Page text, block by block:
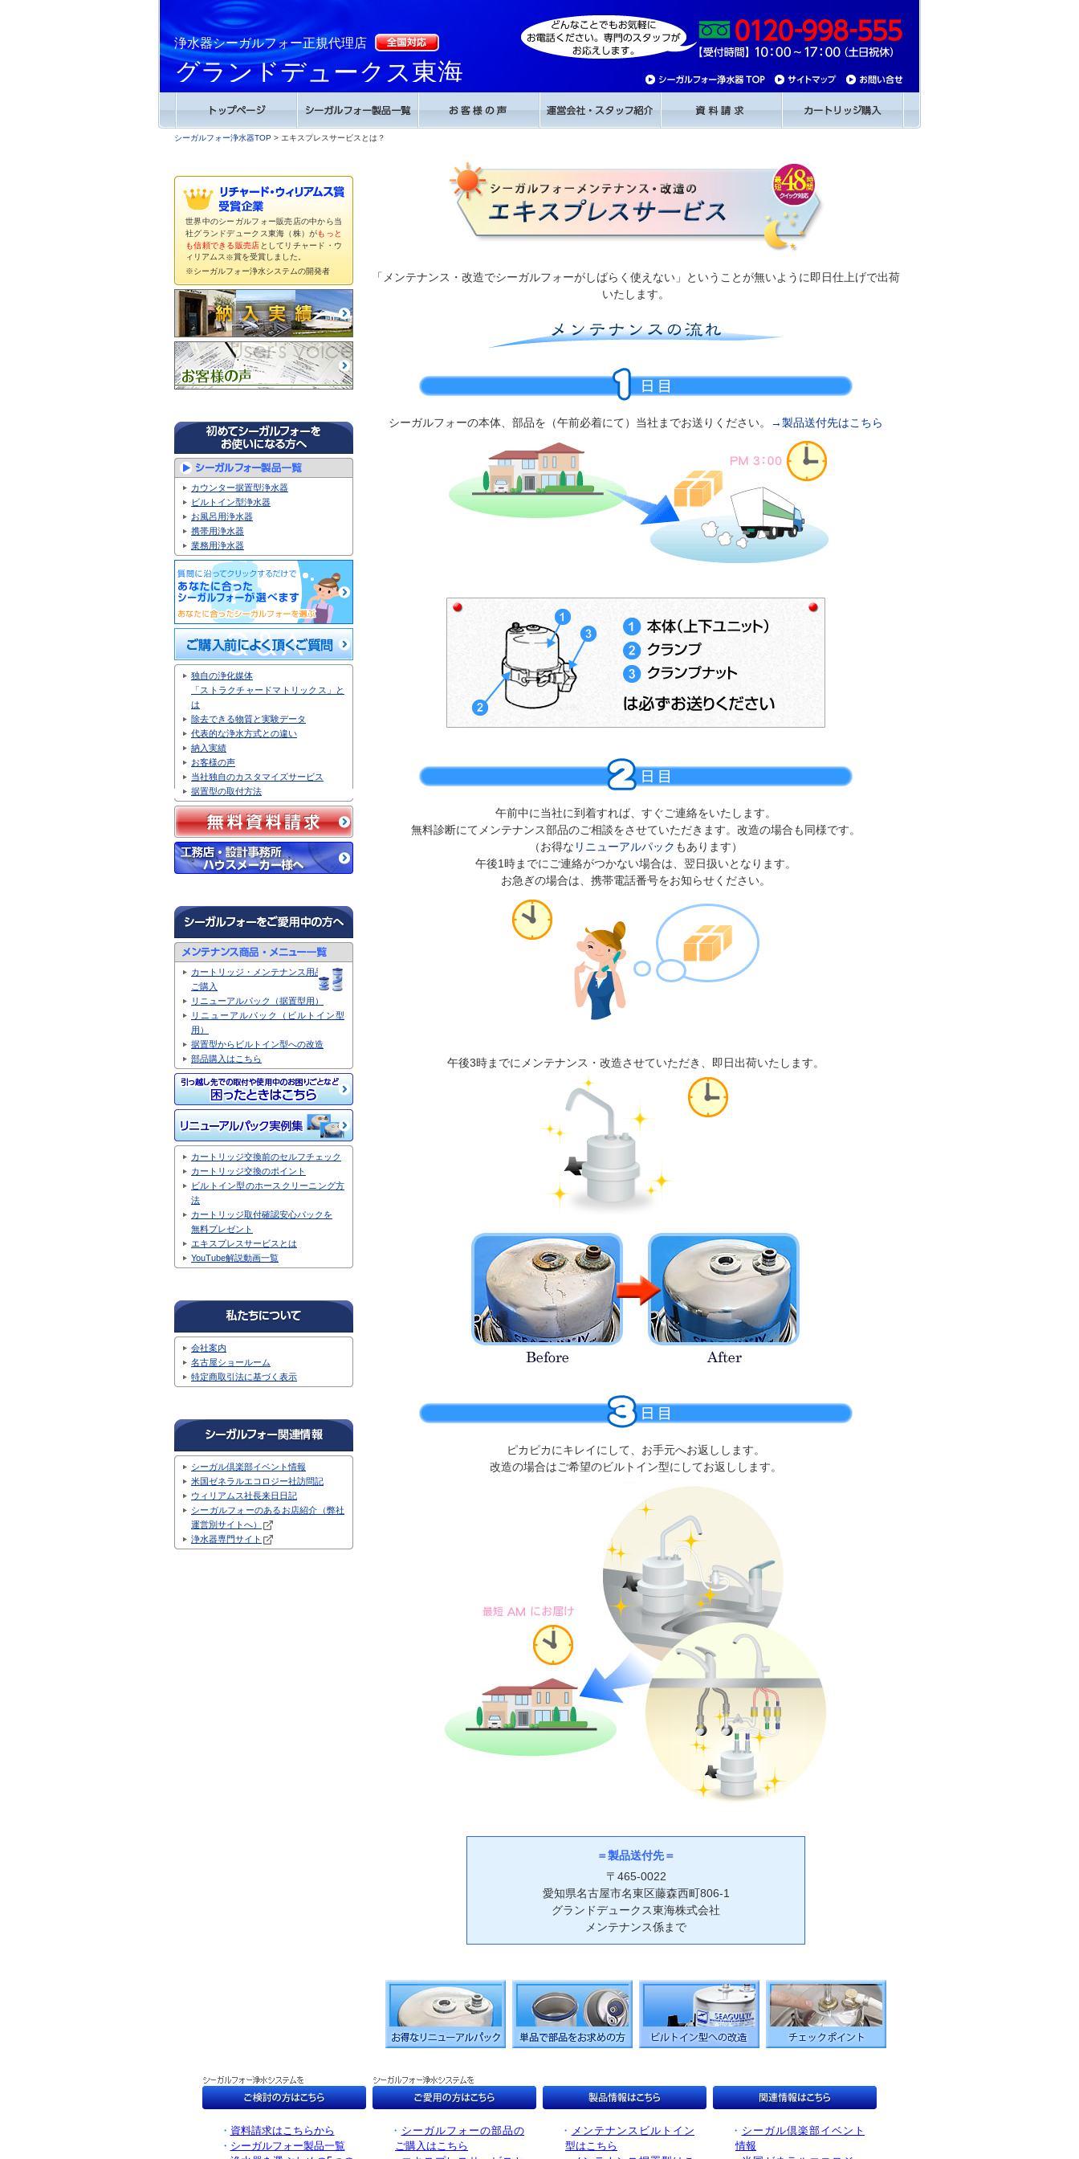
浄水器シーガルフォー正規代理店
グランドデュークス東海
シーガルフォー浄水器TOP > エキスプレスサービスとは？
世界中のシーガルフォー販売店の中から当
社グランドデュークス東海（株）がもっと
も信頼できる販売店 としてリチャード・ウ
ィリアムス ※賞を受賞しました。
※シーガルフォー浄水システムの開発者
カウンター据置型浄水器
ビルトイン型浄水器
お風呂用浄水器
携帯用浄水器
業務用浄水器
独自の浄化媒体
「ストラクチャードマトリックス」と
は
除去できる物質と実験データ
代表的な浄水方式との違い
納入実績
お客様の声
当社独自のカスタマイズサービス
据置型の取付方法
カートリッジ・メンテナンス用品の
ご購入
リニューアルパック（据置型用）
リニューアルパック（ビルトイン型
用）
据置型からビルトイン型への改造
部品購入はこちら
カートリッジ交換前のセルフチェック
カートリッジ交換のポイント
ビルトイン型のホースクリーニング方
法
カートリッジ取付確認安心パックを
無料プレゼント
エキスプレスサービスとは
YouTube解説動画一覧
会社案内
名古屋ショールーム
特定商取引法に基づく表示
シーガル倶楽部イベント情報
米国ゼネラルエコロジー社訪問記
ウィリアムス社長来日日記
シーガルフォーのあるお店紹介（弊社
運営別サイトへ）
浄水器専門サイト
「メンテナンス・改造でシーガルフォーがしばらく使えない」ということが無いように即日仕上げで出荷
いたします。
シーガルフォーの本体、部品を（午前必着にて）当社までお送りください。 →製品送付先はこちら
午前中に当社に到着すれば、すぐご連絡をいたします。
無料診断にてメンテナンス部品のご相談をさせていただきます。改造の場合も同様です。
（お得な リニューアルパック もあります）
午後1時までにご連絡がつかない場合は、翌日扱いとなります。
お急ぎの場合は、携帯電話番号をお知らせください。
午後3時までにメンテナンス・改造させていただき、即日出荷いたします。
ピカピカにキレイにして、お手元へお返しします。
改造の場合はご希望のビルトイン型にしてお返しします。
＝製品送付先＝
〒465-0022
愛知県名古屋市名東区藤森西町806-1
グランドデュークス東海株式会社
メンテナンス係まで
・ 資料請求はこちらから
・ シーガルフォー製品一覧
・ シーガルフォーの部品の
ご購入はこちら
・ メンテナンスビルトイン
型はこちら
・ シーガル倶楽部イベント
情報